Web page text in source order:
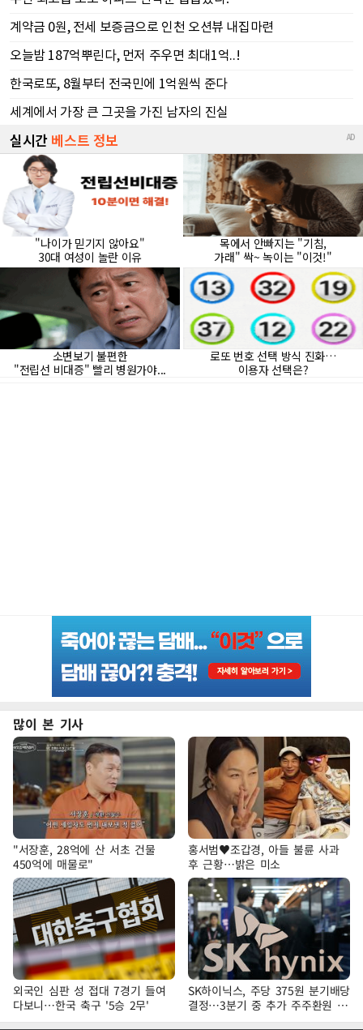
많이 본 기사
"서장훈, 28억에 산 서초 건물
450억에 매물로"
홍서범♥조갑경, 아들 불륜 사과
후 근황…밝은 미소
외국인 심판 성 접대 7경기 들여
다보니…한국 축구 '5승 2무'
SK하이닉스, 주당 375원 분기배당
결정…3분기 중 추가 주주환원 발
표